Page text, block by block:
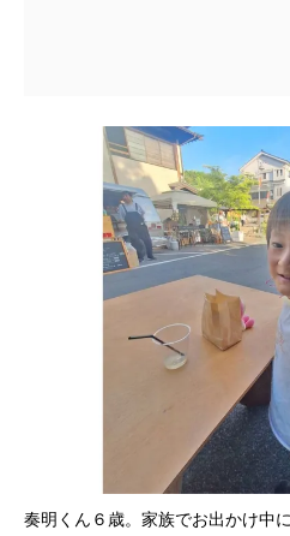
奏明くん６歳。家族でお出かけ中